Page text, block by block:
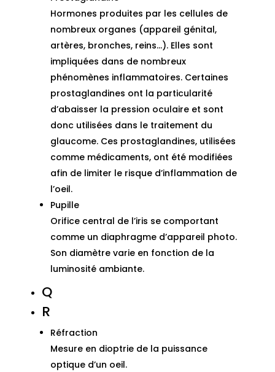
Hormones produites par les cellules de
nombreux organes (appareil génital,
artères, bronches, reins…). Elles sont
impliquées dans de nombreux
phénomènes inflammatoires. Certaines
prostaglandines ont la particularité
d’abaisser la pression oculaire et sont
donc utilisées dans le traitement du
glaucome. Ces prostaglandines, utilisées
comme médicaments, ont été modifiées
afin de limiter le risque d’inflammation de
l’oeil.
Pupille
Orifice central de l’iris se comportant
comme un diaphragme d’appareil photo.
Son diamètre varie en fonction de la
luminosité ambiante.
Q
R
Réfraction
Mesure en dioptrie de la puissance
optique d’un oeil.